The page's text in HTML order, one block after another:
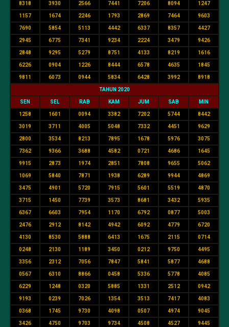
8318 3930 2566 7441 7206 8094 1247
1157 1674 2246 1793 2869 7464 9603
7690 5854 5113 4442 6337 8357 4427
2945 6775 7341 9234 2224 3479 9426
2848 9295 5279 8751 4133 8219 1616
6226 0904 1226 8444 6578 4635 1845
9811 6073 0944 5834 6428 3992 8918
TAHUN 2020
SEN SEL RAB KAM JUM SAB MIN
1258 1601 0094 3382 7202 5744 8442
3019 3711 4005 5048 7332 4451 9629
2800 3534 8213 7895 1678 5976 3075
7362 9366 3688 4582 0721 4686 1645
9915 2873 1974 2851 7808 9655 5062
1069 5840 7871 1938 6289 9944 4869
3475 4901 5720 7915 5601 5519 4870
3715 1450 7739 3573 8681 3432 5935
6367 6603 7954 1170 6792 0877 5003
2476 2912 8142 4942 6092 4779 6720
4130 8530 5888 6413 1675 2115 0714
0248 2130 1189 3450 0212 9750 4495
3356 2312 7056 7847 5841 5877 4688
0567 6310 8866 0458 5336 5778 4085
6229 1248 0320 5885 1331 2512 0942
9193 0239 7026 1354 3513 7417 4083
0368 1745 9730 4098 0507 4974 9045
3426 4750 9703 9734 4508 4527 9445